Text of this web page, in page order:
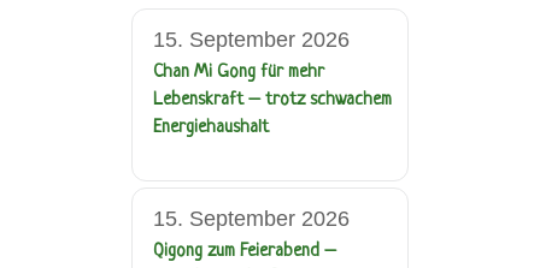
15. September 2026
Chan Mi Gong für mehr
Lebenskraft – trotz schwachem
Energiehaushalt
15. September 2026
Qigong zum Feierabend –